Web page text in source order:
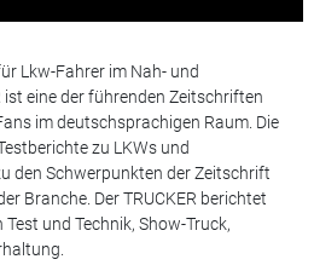
Lkw-Fahrer im Nah- und
ist eine der führenden Zeitschriften
im deutschsprachigen Raum. Die
zu LKWs und
den Schwerpunkten der Zeitschrift
Branche. Der TRUCKER berichtet
und Technik, Show-Truck,